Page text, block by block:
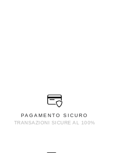
PAGAMENTO SICURO
TRANSAZIONI SICURE AL 100%